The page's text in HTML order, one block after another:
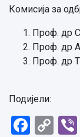
Комисија за
Проф. др
Проф. др
Проф. др
Подијели: